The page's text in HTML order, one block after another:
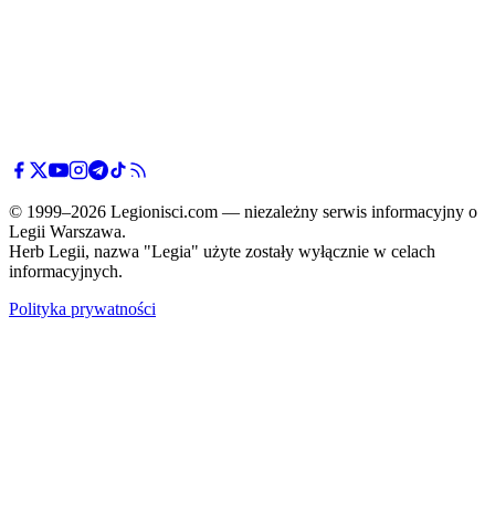
© 1999–2026 Legionisci.com — niezależny serwis informacyjny o
Legii Warszawa.
Herb Legii, nazwa "Legia" użyte zostały wyłącznie w celach
informacyjnych.
Polityka prywatności